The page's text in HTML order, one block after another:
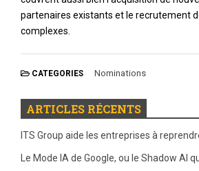
partenaires existants et le recrutement
complexes.
CATEGORIES Nominations
ARTICLES RÉCENTS
ITS Group aide les entreprises à
Le Mode IA de Google, ou le Shadow AI